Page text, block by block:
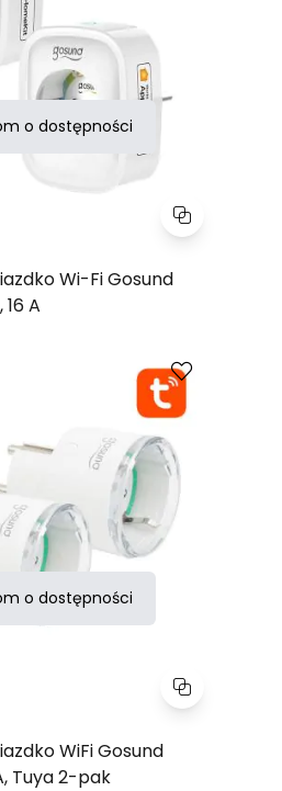
o dostępności
Wi-Fi Gosund
A
o dostępności
WiFi Gosund
Tuya 2-pak